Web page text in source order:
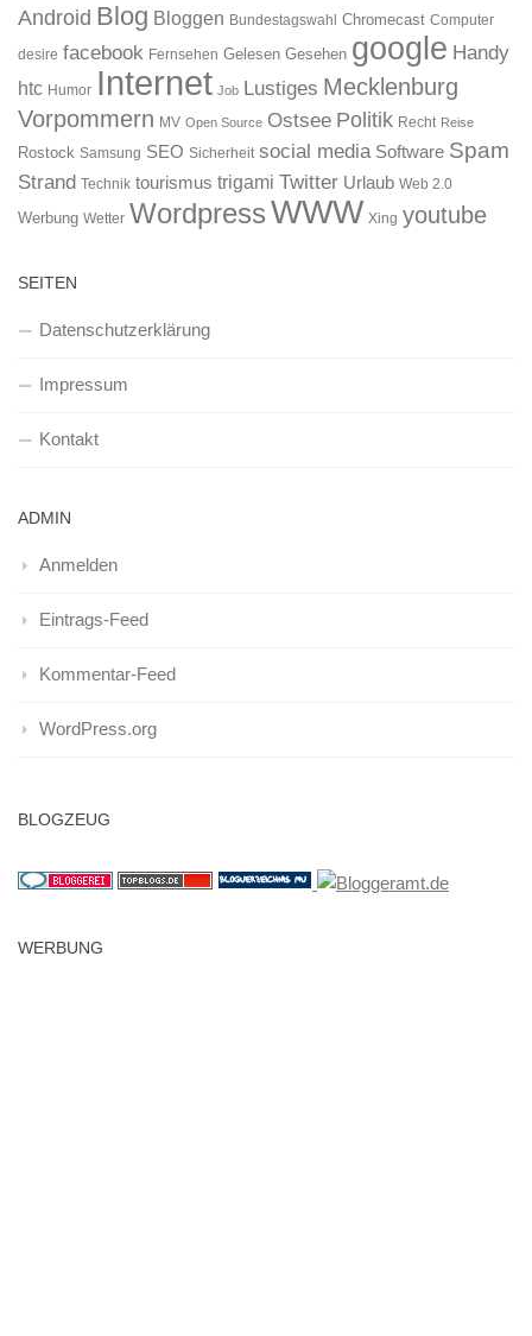
Android Blog Bloggen Bundestagswahl Chromecast Computer
desire facebook Fernsehen Gelesen Gesehen google Handy
htc Humor Internet Job Lustiges Mecklenburg
Vorpommern MV Open Source Ostsee Politik Recht Reise
Rostock Samsung SEO Sicherheit social media Software Spam
Strand Technik tourismus trigami Twitter Urlaub Web 2.0
Werbung Wetter WordpressWWW Xing youtube
SEITEN
Datenschutzerklärung
Impressum
Kontakt
ADMIN
Anmelden
Eintrags-Feed
Kommentar-Feed
WordPress.org
BLOGZEUG
WERBUNG